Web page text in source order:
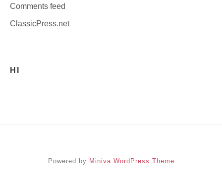
Comments feed
ClassicPress.net
HI
Powered by Miniva WordPress Theme